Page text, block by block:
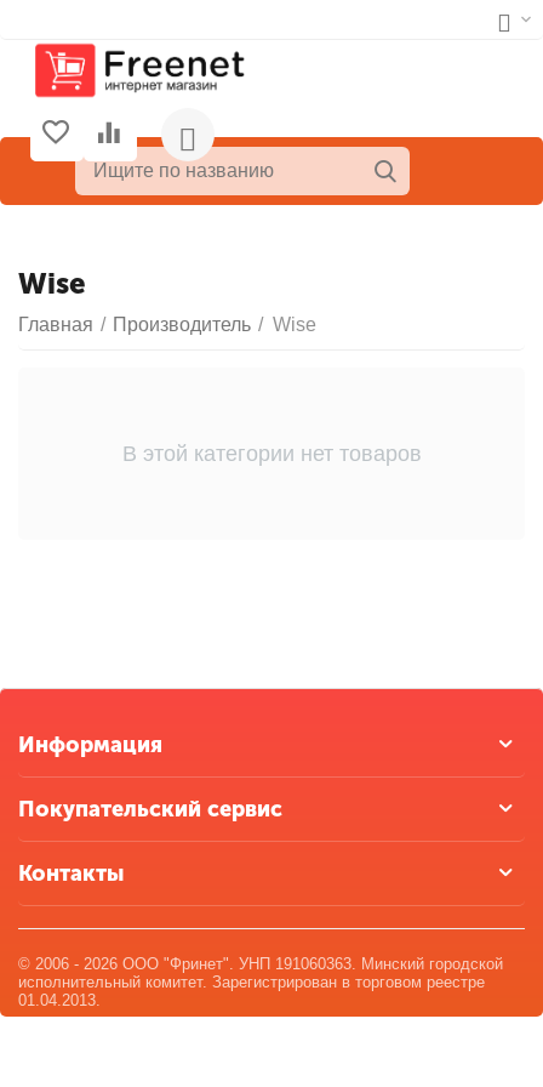
Wise
Главная / Производитель / Wise
В этой категории нет товаров
Информация
Покупательский сервис
Контакты
© 2006 - 2026 ООО "Фринет". УНП 191060363. Минский городской
исполнительный комитет. Зарегистрирован в торговом реестре
01.04.2013.